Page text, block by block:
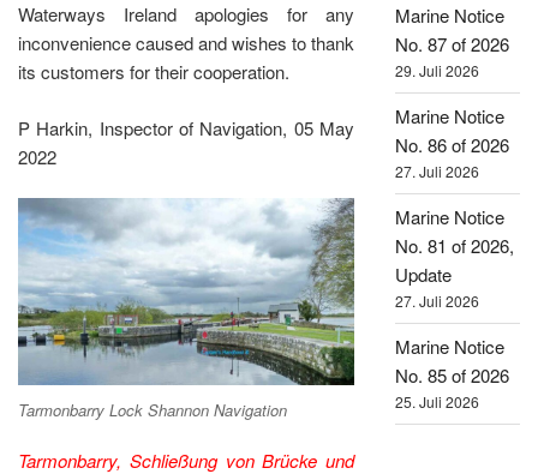
Waterways Ireland apologies for any
inconvenience caused and wishes to thank
its customers for their cooperation.
P Harkin, Inspector of Navigation, 05 May
2022
Tarmonbarry Lock Shannon Navigation
Tarmonbarry, Schließung von Brücke und
Marine Notice
No. 87 of 2026
29. Juli 2026
Marine Notice
No. 86 of 2026
27. Juli 2026
Marine Notice
No. 81 of 2026,
Update
27. Juli 2026
Marine Notice
No. 85 of 2026
25. Juli 2026